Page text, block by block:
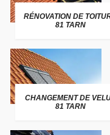
RÉNOVATION DE
81 TARN
CHANGEMENT DE
81 TARN